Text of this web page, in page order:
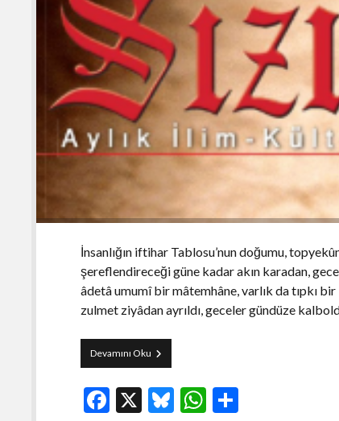
İnsanlığın iftihar Tablosu’nun doğumu,
şereflendireceği güne kadar akın karadan,
âdetâ umumî bir mâtemhâne, varlık da tıpkı bir
zulmet ziyâdan ayrıldı, geceler gündüze
Devamını Oku Sızıntı
Başyazıları:
Doğum
F
X
Bl W